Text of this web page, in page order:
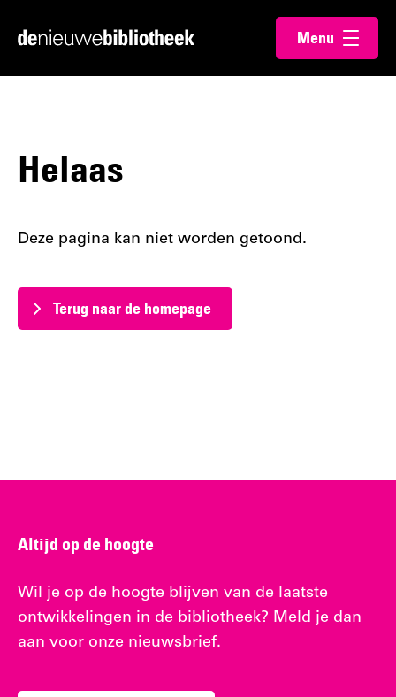
direct
direct
Ga
Menu
openen
Helaas
Deze pagina kan niet worden getoond.
Terug naar de homepage
Altijd op de hoogte
Wil je op de hoogte blijven van de laatste
ontwikkelingen in de bibliotheek? Meld je dan
aan voor onze nieuwsbrief.